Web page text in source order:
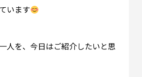
います
人を、今日はご紹介したいと思